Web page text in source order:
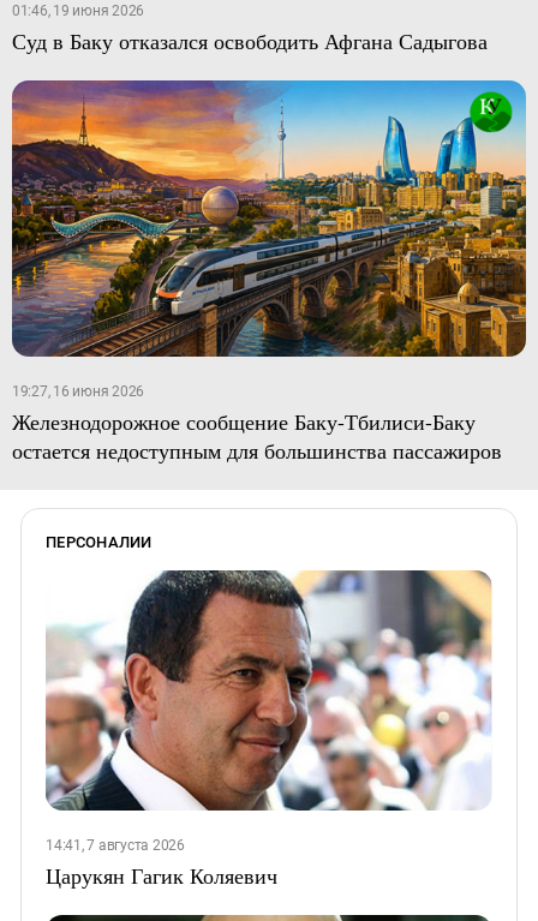
01:46, 19 июня 2026
Суд в Баку отказался освободить Афгана Садыгова
19:27, 16 июня 2026
Железнодорожное сообщение Баку-Тбилиси-Баку
остается недоступным для большинства пассажиров
ПЕРСОНАЛИИ
14:41, 7 августа 2026
Царукян Гагик Коляевич